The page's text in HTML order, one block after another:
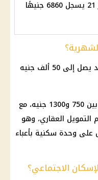
يبدأ مقدم الحجز من 25 ألف جنيه وقد يصل إلى 50 ألف جنيه
أما الأقساط الشهرية فتتراوح تقريبًا بين 750 و1300 جنيه، مع
عامًا عبر نظام التمويل العقاري، وهو
على وحدة سكنية بأعباء
الاجتماعي؟